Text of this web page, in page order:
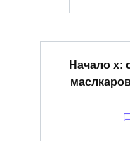
Начало х: